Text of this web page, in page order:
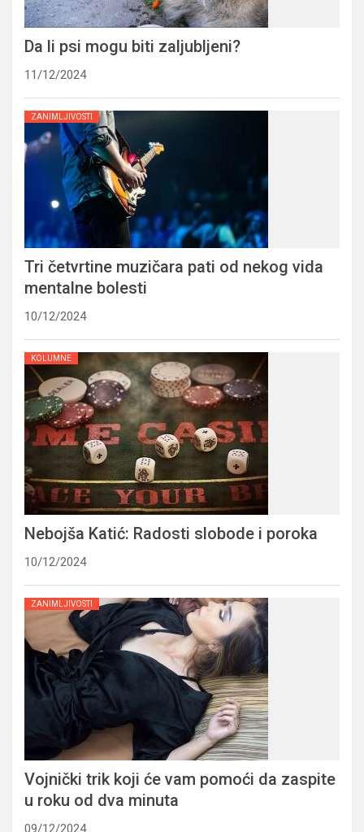
Da li psi mogu biti zaljubljeni?
11/12/2024
ZANIMLJIVOSTI
Tri četvrtine muzičara pati od nekog vida
mentalne bolesti
10/12/2024
KOLUMNE
Nebojša Katić: Radosti slobode i poroka
10/12/2024
ZANIMLJIVOSTI
Vojnički trik koji će vam pomoći da zaspite
u roku od dva minuta
09/12/2024